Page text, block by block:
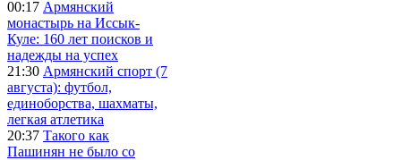
00:17 Армянский
монастырь на Иссык-
Куле: 160 лет поисков и
надежды на успех
21:30 Армянский спорт (7
августа): футбол,
единоборства, шахматы,
легкая атлетика
20:37 Такого как
Пашинян не было со